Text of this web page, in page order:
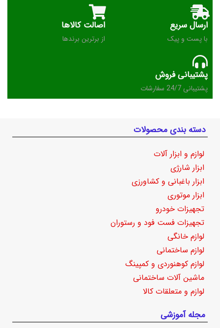
ارسال سریع
با پست و پیک
اصالت کالاها
از برترین برندها
پشتیبانی فروش
پشتیبانی 24/7 سفارشات
دسته بندی محصولات
لوازم و ابزار آلات
ابزار شارژی
ابزار باغبانی و کشاورزی
ابزار موتوری
تجهیزات خودرو
تجهیزات فست فود و رستوران
لوازم خانگی
لوازم ساختمانی
لوازم کوهنوردی و کمپینگ
ماشین آلات ساختمانی
لوازم و متعلقات کالا
مجله آموزشی